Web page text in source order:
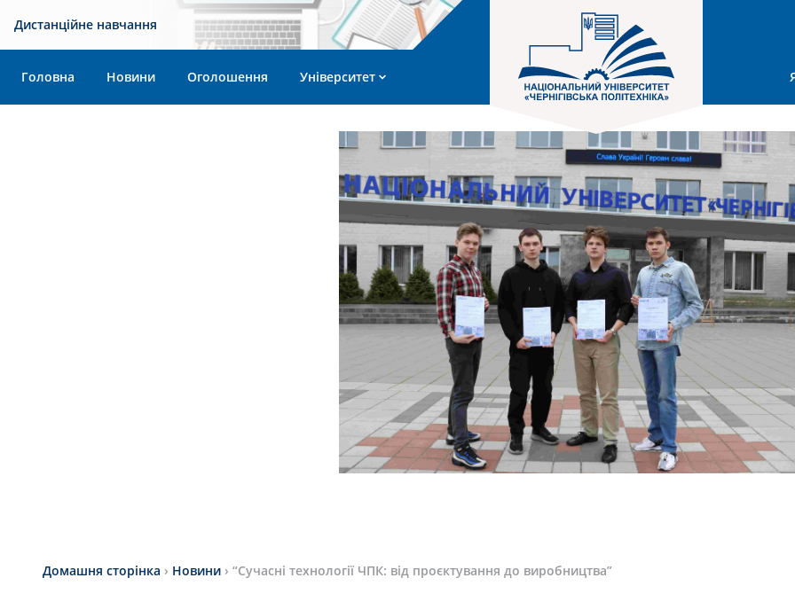
Дистанційне навчання
Головна Новини Оголошення Університет
Домашня сторінка › Новини › “Сучасні технології ЧПК: від проєктування до виробництва”